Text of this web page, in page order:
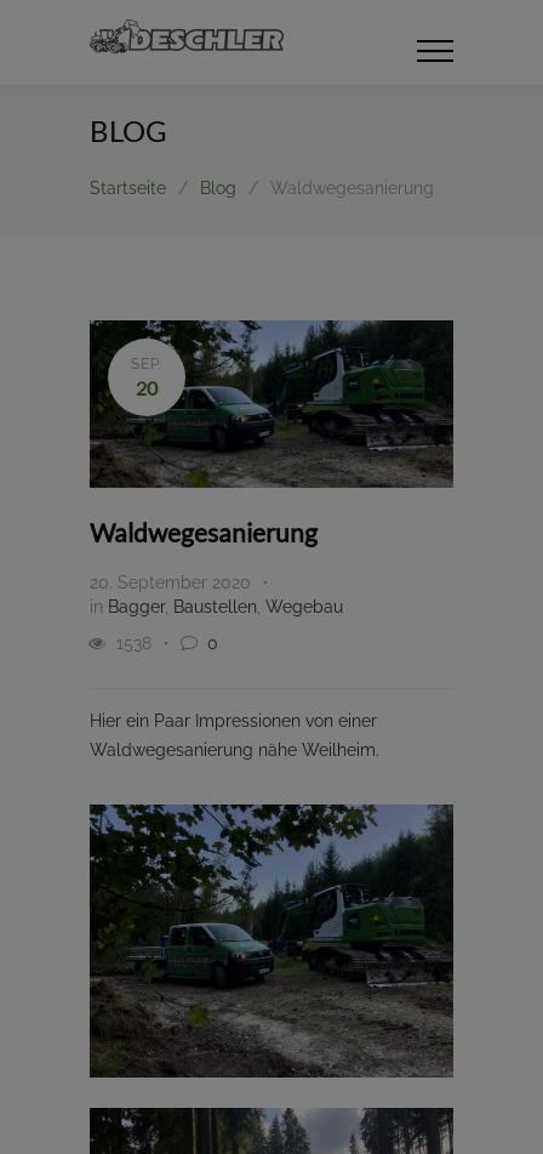
BLOG
Startseite / Blog / Waldwegesanierung
SEP.
20
Waldwegesanierung
20. September 2020
in Bagger, Baustellen Wegebau
1538
0
Hier ein Paar Impressionen von einer
Waldwegesanierung nähe Weilheim.